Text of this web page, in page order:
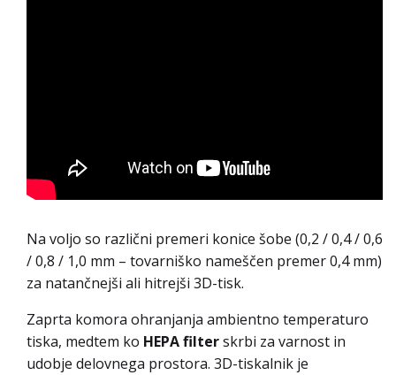
Na voljo so različni premeri konice šobe (0,2 / 0,4 / 0,6
/ 0,8 / 1,0 mm – tovarniško nameščen premer 0,4 mm)
za natančnejši ali hitrejši 3D-tisk.
Zaprta komora ohranjanja ambientno temperaturo
tiska, medtem ko HEPA filterskrbi za varnost in
udobje delovnega prostora. 3D-tiskalnik je